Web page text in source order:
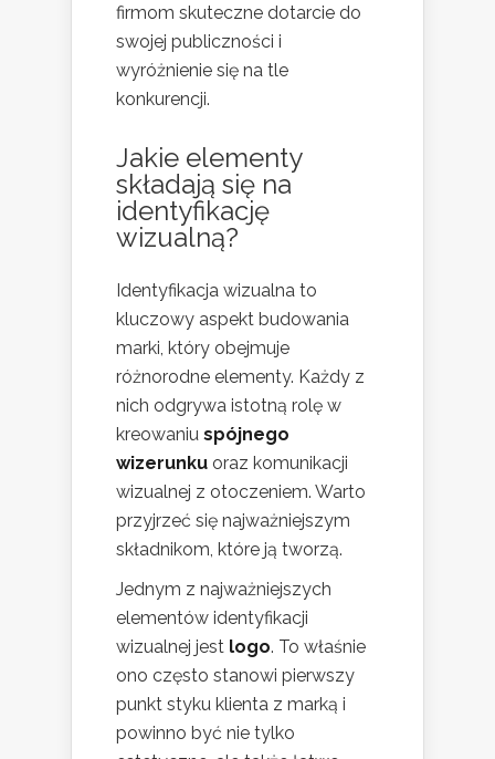
firmom skuteczne dotarcie do
swojej publiczności i
wyróżnienie się na tle
konkurencji.
Jakie elementy
składają się na
identyfikację
wizualną?
Identyfikacja wizualna to
kluczowy aspekt budowania
marki, który obejmuje
różnorodne elementy. Każdy z
nich odgrywa istotną rolę w
kreowaniu spójnego
wizerunku oraz komunikacji
wizualnej z otoczeniem. Warto
przyjrzeć się najważniejszym
składnikom, które ją tworzą.
Jednym z najważniejszych
elementów identyfikacji
wizualnej jest logo. To właśnie
ono często stanowi pierwszy
punkt styku klienta z marką i
powinno być nie tylko